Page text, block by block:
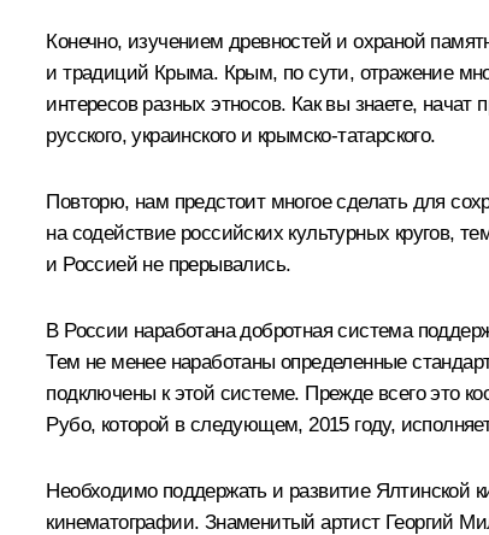
Конечно, изучением древностей и охраной
и традиций Крыма. Крым, по сути, отражение
интересов разных этносов. Как вы знаете,
русского, украинского и крымско-татарского.
Повторю, нам предстоит многое сделать для
на содействие российских культурных кругов,
и Россией не прерывались.
В России наработана добротная система
Тем не менее наработаны определенные
подключены к этой системе. Прежде всего это
Рубо, которой в следующем, 2015 году,
Необходимо поддержать и развитие Ялтинской
кинематографии. Знаменитый артист Георгий